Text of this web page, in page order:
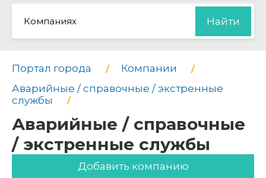
Компаниях Найти
Портал города
Компании
Аварийные / справочные / экстренные
службы
Аварийные / справочные
/ экстренные службы
Добавить компанию